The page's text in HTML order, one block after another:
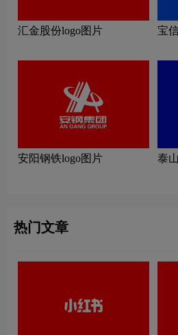
汇金股份logo图片 宝
安阳钢铁logo图片 泰
热门文章